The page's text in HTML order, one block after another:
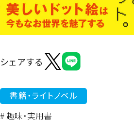
シェアする
書籍・ライトノベル
# 趣味・実用書